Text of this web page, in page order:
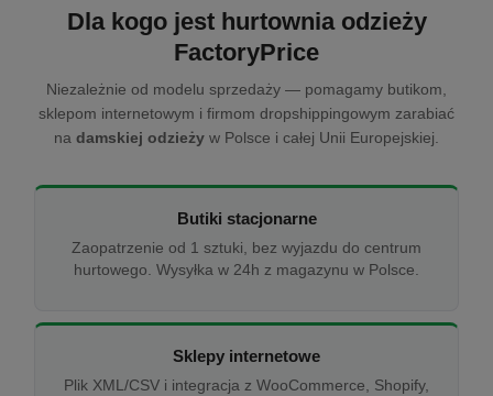
Dla kogo jest hurtownia odzieży
FactoryPrice
Niezależnie od modelu sprzedaży — pomagamy butikom,
sklepom internetowym i firmom dropshippingowym zarabiać
na damskiej odzieży w Polsce i całej Unii Europejskiej.
Butiki stacjonarne
Zaopatrzenie od 1 sztuki, bez wyjazdu do centrum
hurtowego. Wysyłka w 24h z magazynu w Polsce.
Sklepy internetowe
Plik XML/CSV i integracja z WooCommerce, Shopify,